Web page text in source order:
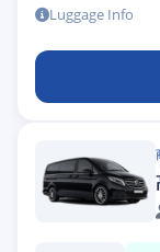
Luggage Info